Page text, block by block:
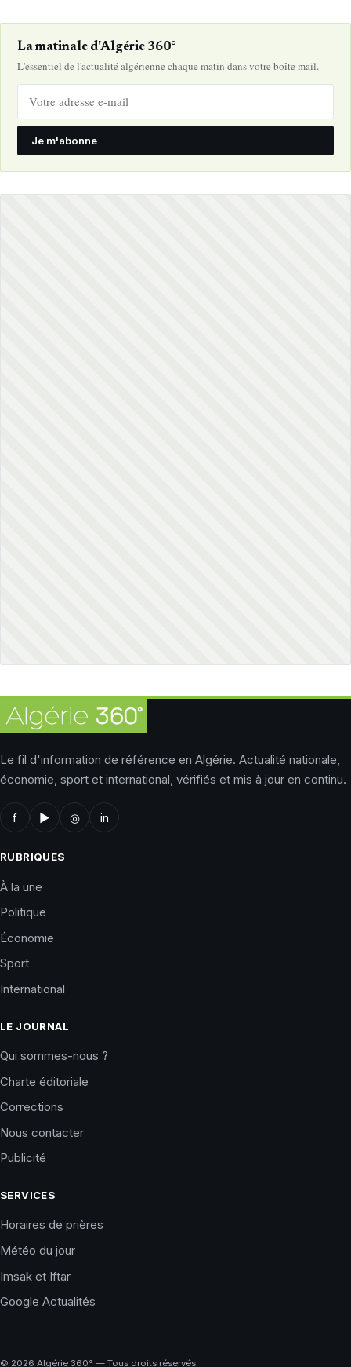
La matinale d'Algérie 360°
L'essentiel de l'actualité algérienne chaque matin dans votre boîte mail.
Je m'abonne
Le fil d'information de référence en Algérie. Actualité nationale,
économie, sport et international, vérifiés et mis à jour en continu.
f ▶ ◎ in
RUBRIQUES
À la une
Politique
Économie
Sport
International
LE JOURNAL
Qui sommes-nous ?
Charte éditoriale
Corrections
Nous contacter
Publicité
SERVICES
Horaires de prières
Météo du jour
Imsak et Iftar
Google Actualités
© 2026 Algérie 360° — Tous droits réservés.